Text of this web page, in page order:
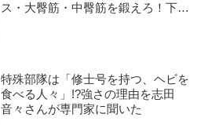
ス・大臀筋・中臀筋を鍛えろ！下半
特殊部隊は「修士号を持つ、ヘビを
食べる人々」!?強さの理由を志田
音々さんが専門家に聞いた